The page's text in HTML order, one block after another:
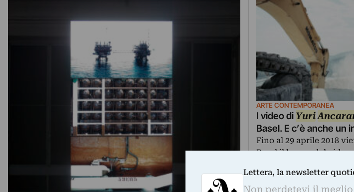
ARTE CONTEMPORANEA
I video di Yuri
Basel. E c’è anche un
Fino al 29 aprile 2018
Basel il lavoro del
Lettera, la newsletter
Non perdetevi il